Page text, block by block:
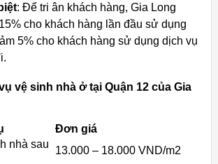
: Để tri ân khách hàng, Gia Long
cho khách hàng lần đầu sử dụng
5% cho khách hàng sử dụng dịch vụ
vệ sinh nhà ở tại Quận 12 của Gia
Đơn giá
nhà sau
13.000 – 18.000 VND/m2